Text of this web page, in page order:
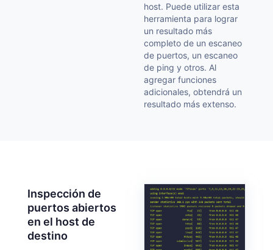
host. Puede utilizar esta
herramienta para lograr
un resultado más
completo de un escaneo
de puertos, un escaneo
de ping y otros. Al
agregar funciones
adicionales, obtendrá un
resultado más extenso.
Inspección de
puertos abiertos
en el host de
destino